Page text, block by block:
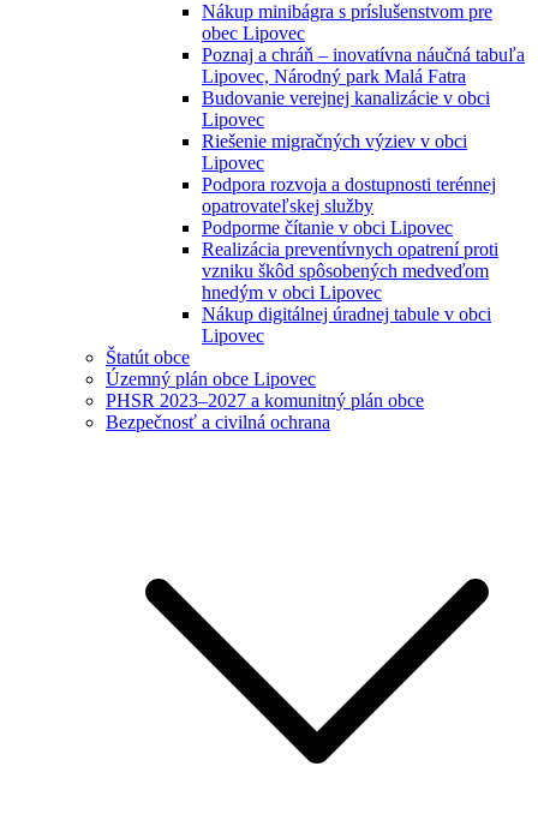
Nákup minibágra s príslušenstvom pre
obec Lipovec
Poznaj a chráň – inovatívna náučná tabuľa
Lipovec, Národný park Malá Fatra
Budovanie verejnej kanalizácie v obci
Lipovec
Riešenie migračných výziev v obci
Lipovec
Podpora rozvoja a dostupnosti terénnej
opatrovateľskej služby
Podporme čítanie v obci Lipovec
Realizácia preventívnych opatrení proti
vzniku škôd spôsobených medveďom
hnedým v obci Lipovec
Nákup digitálnej úradnej tabule v obci
Lipovec
Štatút obce
Územný plán obce Lipovec
PHSR 2023–2027 a komunitný plán obce
Bezpečnosť a civilná ochrana